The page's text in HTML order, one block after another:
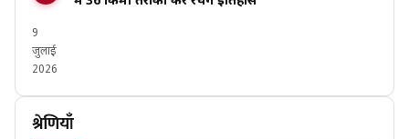
9
जुलाई
2026
श्रेणियाँ